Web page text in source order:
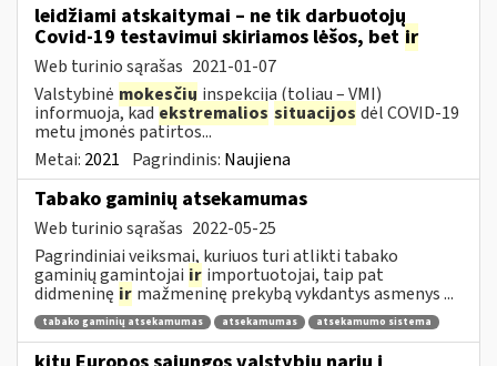
leidžiami atskaitymai – ne tik darbuotojų
Covid-19 testavimui skiriamos lėšos, bet ir
Web turinio sąrašas 2021-01-07
Valstybinė mokesčių inspekcija (toliau – VMI)
informuoja, kadekstremalios situacijos dėl COVID-19
metu įmonės patirtos...
Metai: 2021 Pagrindinis: Naujiena
Tabako gaminių atsekamumas
Web turinio sąrašas 2022-05-25
Pagrindiniai veiksmai, kuriuos turi atlikti tabako
gaminių gamintojai ir importuotojai, taip pat
didmeninę ir mažmeninę prekybą vykdantys asmenys ...
tabako gaminių atsekamumas atsekamumas atsekamumo sistema